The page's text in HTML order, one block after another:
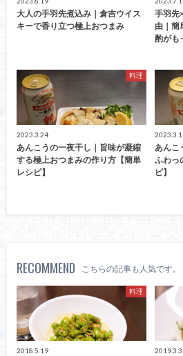
大人の手羽先煮込み｜倉吉ウイス
キーで香り立つ極上おつまみ
手羽先
由｜簡
酌がも
料理
2023.3.24
あんこうの一夜干し｜旨味が凝縮
する極上おつまみの作り方【簡単
レシピ】
あんこ
ふわっ
ピ】
RECOMMEND こちらの記事も人気です。
料理
2018.5.19